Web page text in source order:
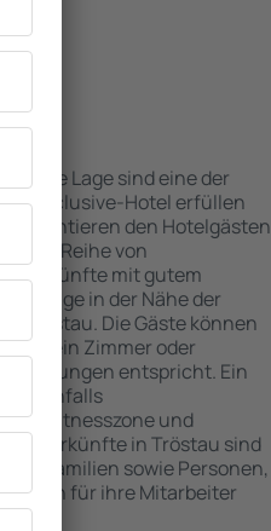
Lage sind eine der
Inclusive-Hotel erfüllen
garantieren den Hotelgästen
eine Reihe von
mit gutem
Lage in der Nähe der
Tröstau. Die Gäste können
und ein Zimmer oder
entspricht. Ein
ebenfalls
Fitnesszone und
Unterkünfte in Tröstau sind
Familien sowie Personen,
für ihre Mitarbeiter